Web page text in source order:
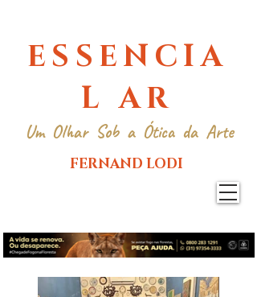
ESSENCIA
L AR
Um Olhar Sob a Ótica da Arte
FERNAND LODI